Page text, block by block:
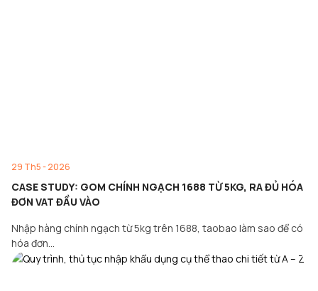
29 Th5 - 2026
CASE STUDY: GOM CHÍNH NGẠCH 1688 TỪ 5KG, RA ĐỦ HÓA
ĐƠN VAT ĐẦU VÀO
Nhập hàng chính ngạch từ 5kg trên 1688, taobao làm sao để có
hóa đơn…